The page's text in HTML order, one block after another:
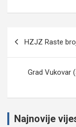
HZJZ Raste
Grad Vukovar
Najnovije